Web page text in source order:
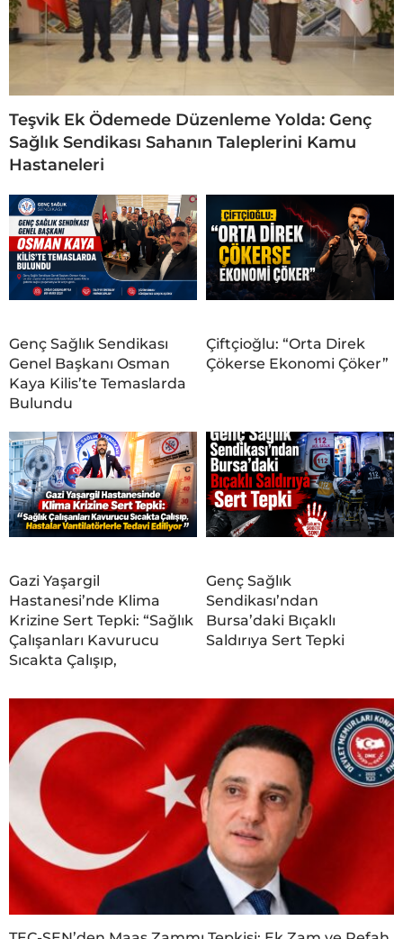
Teşvik Ek Ödemede Düzenleme Yolda: Genç
Sağlık Sendikası Sahanın Taleplerini Kamu
Hastaneleri
Genç Sağlık Sendikası
Genel Başkanı Osman
Kaya Kilis’te Temaslarda
Bulundu
Çiftçioğlu: “Orta Direk
Çökerse Ekonomi Çöker”
Gazi Yaşargil
Hastanesi’nde Klima
Krizine Sert Tepki: “Sağlık
Çalışanları Kavurucu
Sıcakta Çalışıp,
Genç Sağlık
Sendikası’ndan
Bursa’daki Bıçaklı
Saldırıya Sert Tepki